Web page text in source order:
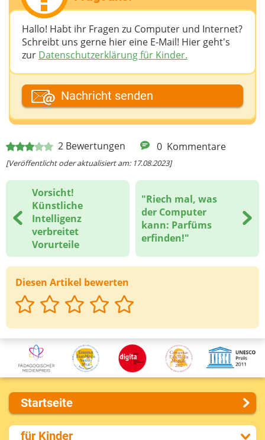
2 Bewertungen 0 Kommentare
[Veröffentlicht oder aktualisiert am: 17.08.2023]
Vorsicht!
Künstliche
Intelligenz
verbreitet
Vorurteile
"Riech mal, was
der Computer
kann: Parfüms
erfinden!"
Diesen Artikel bewerten
Hallo! Habt ihr Fragen zu Computer und Internet?
Schreibt uns gerne hier eine E-Mail! Hier geht's
zur Datenschutzerklärung für Kinder.
Dein Fantasiename
Deine E-Mail-Adresse (wenn du eine Antwort
möchtest)
Deine Nachricht
Nachricht senden
Startseite
Über uns
für Kinder